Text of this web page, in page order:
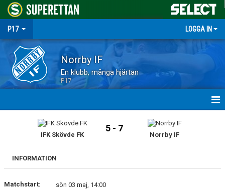
P17 LOGGA IN
Norrby IF
En klubb, många hjärtan
P17
MATCHER
TRUPPEN
IFK Skövde FK
5 - 7
Norrby IF
INFORMATION
Matchstart:
sön 03 maj, 14:00